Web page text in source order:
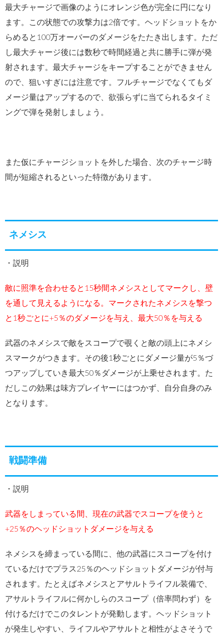
最大チャージで画像のようにオレンジ色が完全に円になり
ます。この状態での攻撃力は2倍です。ヘッドショットをか
らめると100万オーバーのダメージをたたき出します。ただ
し最大チャージ後には数秒で時間経過と共に勝手に弾が発
射されます。最大チャージをキープすることができません
ので、狙いすぎには注意です。フルチャージでなくてもダ
メージ量はアップするので、欲張らずに当てられるタイミ
ングで弾を発射しましょう。
また仮にチャージショットを外した場合、次のチャージ時
間が短縮されるといった特徴があります。
ネメシス
・説明
敵に照準を合わせると15秒間ネメシスとしてマークし、壁
を通して見えるようになる。マークされたネメシスを撃つ
と1秒ごとに+5％のダメージを与え、最大50％を与える
武器のネメシスで敵をスコープで覗くと敵の頭上にネメシ
スマークがつきます。その後1秒ごとにダメージ量が5％づ
つアップしていき最大50％ダメージが上乗せされます。た
だしこの効果は味方プレイヤーにはつかず、自分自身のみ
となります。
戦闘準備
・説明
武器をしまっている間、現在の武器でスコープを使うと
+25％のヘッドショットダメージを与える
ネメシスを締まっている間に、他の武器にスコープを付け
ているだけでプラス25％のヘッドショットダメージが付与
されます。たとえばネメシスとアサルトライフル装備で、
アサルトライフルに何かしらのスコープ（倍率問わず）を
付けるだけでこのタレントが発動します。ヘッドショット
が発生しやすい、ライフルやアサルトと相性がよさそうで